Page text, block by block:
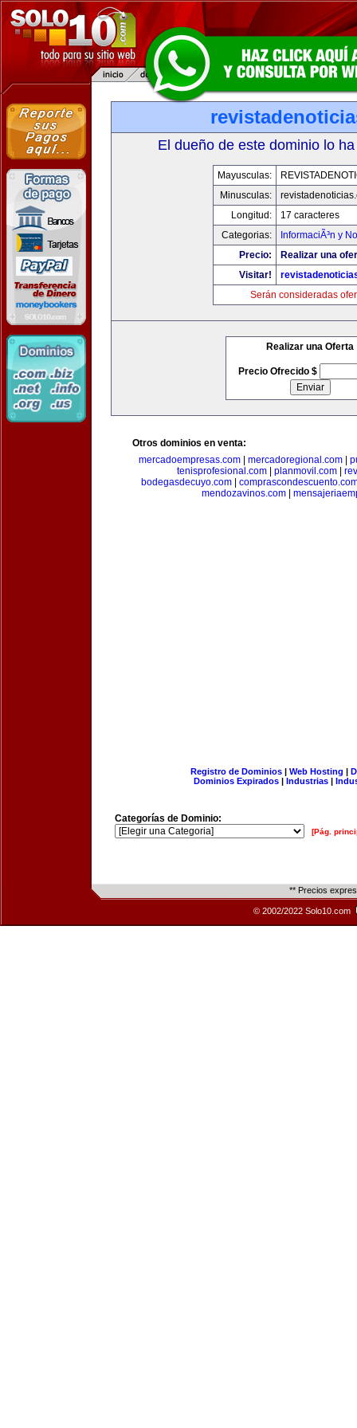
El dueño de este dominio lo
Mayusculas:
Minusculas:
Longitud:
17 caracteres
Categorias:
InformaciÃ³n y
Precio:
Realizar una
Visitar!
Serán consideradas
Realizar una Oferta
Precio Ofrecido $
Otros dominios en venta:
mercadoempresas.com| mercadoregional.com|
tenisprofesional.com
planmovil.com
bodegasdecuyo.com
mendozavinos.com|
Registro de Dominios| Web Hosting |
Dominios Expirados | Industrias |
Categorías de Dominio:
[Pág.
** Precios
© 2002/2022 Solo10.com